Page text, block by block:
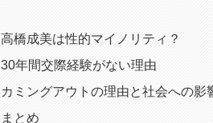
高橋成美は性的マイノリティ？
30年間交際経験がない理由
カミングアウトの理由と社会への影
まとめ